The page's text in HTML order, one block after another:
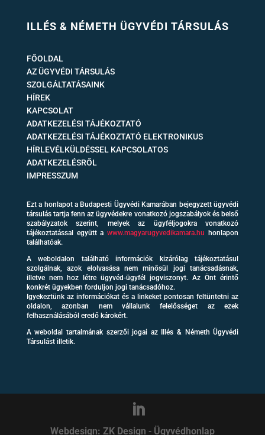
ILLÉS & NÉMETH ÜGYVÉDI TÁRSULÁS
FŐOLDAL
AZ ÜGYVÉDI TÁRSULÁS
SZOLGÁLTATÁSAINK
HÍREK
KAPCSOLAT
ADATKEZELÉSI TÁJÉKOZTATÓ
ADATKEZELÉSI TÁJÉKOZTATÓ ELEKTRONIKUS
HÍRLEVÉLKÜLDÉSSEL KAPCSOLATOS
ADATKEZELÉSRŐL
IMPRESSZUM
Ezt a honlapot a Budapesti Ügyvédi Kamarában bejegyzett ügyvédi
társulás tartja fenn az ügyvédekre vonatkozó jogszabályok és belső
szabályzatok szerint, melyek az ügyféljogokra vonatkozó
tájékoztatással együtt awww.magyarugyvedikamara.hu honlapon
találhatóak.
A weboldalon található információk kizárólag tájékoztatásul
szolgálnak, azok elolvasása nem minősül jogi tanácsadásnak,
illetve nem hoz létre ügyvéd-ügyfél jogviszonyt. Az Önt érintő
konkrét ügyekben forduljon jogi tanácsadóhoz.
Igyekeztünk az információkat és a linkeket pontosan feltüntetni az
oldalon, azonban nem vállalunk felelősséget az ezek
felhasználásából eredő károkért.
A weboldal tartalmának szerzői jogai az Illés & Németh Ügyvédi
Társulást illetik.
Webdesign: ZK Design - Ügyvédhonlap